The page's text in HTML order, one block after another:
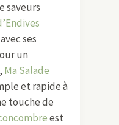
saveurs
ses
un
Ma Salade
et rapide à
touche de
est